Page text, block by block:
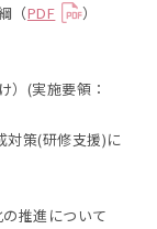
（PDF
）
）(実施要領：
策(研修支援)に
推進について